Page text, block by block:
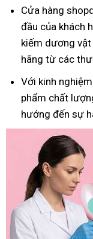
Cửa hàng
đầu của khách
kiếm dương
hãng từ các
Với kinh
phẩm chất
hướng đến sự